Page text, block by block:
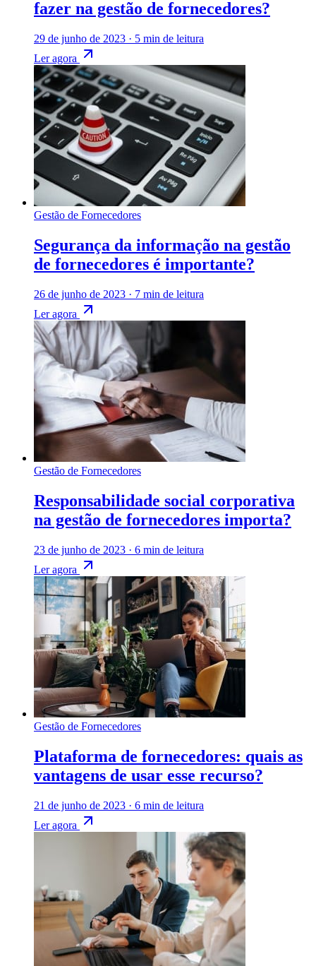
fazer na gestão de fornecedores?
29 de junho de 2023 · 5 min de leitura
Ler agora
Gestão de Fornecedores
Segurança da informação na gestão
de fornecedores é importante?
26 de junho de 2023 · 7 min de leitura
Ler agora
Gestão de Fornecedores
Responsabilidade social corporativa
na gestão de fornecedores importa?
23 de junho de 2023 · 6 min de leitura
Ler agora
Gestão de Fornecedores
Plataforma de fornecedores: quais as
vantagens de usar esse recurso?
21 de junho de 2023 · 6 min de leitura
Ler agora